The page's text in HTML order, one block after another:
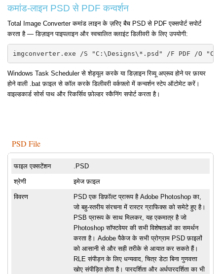
कमांड-लाइन PSD से PDF कन्वर्शन
Total Image Converter कमांड लाइन के ज़रिए बैच PSD से PDF एक्सपोर्ट सपोर्ट
करता है — डिज़ाइन पाइपलाइन और स्वचालित क्लाइंट डिलीवरी के लिए उपयोगी:
imgconverter.exe /S "C:\Designs\*.psd" /F PDF /O
Windows Task Scheduler से शेड्यूल करके या डिज़ाइन रिव्यू अप्रूव होने पर फ़ायर
होने वाली .bat फ़ाइल से कॉल करके डिलीवरी वर्कफ़्लो में कन्वर्शन स्टेप ऑटोमेट करें।
वाइल्डकार्ड सोर्स पाथ और रिकर्सिव फ़ोल्डर स्कैनिंग सपोर्ट करता है।
PSD File
फाइल एक्सटेंशन .PSD
श्रेणी इमेज फ़ाइल
विवरण
PSD एक डिफ़ॉल्ट प्रारूप है Adobe Photoshop का,
जो बहु-स्तरीय संरचना में रास्टर ग्राफिक्स को समेटे हुए है।
PSB प्रारूप के साथ मिलकर, यह एकमात्र है जो
Photoshop सॉफ्टवेयर की सभी विशेषताओं का समर्थन
करता है। Adobe पैकेज के सभी प्रोग्राम PSD फ़ाइलों
को आसानी से और सही तरीके से आयात कर सकते हैं।
RLE संपीड़न के लिए धन्यवाद, चित्र डेटा बिना गुणवत्ता
खोए संपीड़ित होता है। पारदर्शिता और अर्धपारदर्शिता का भी